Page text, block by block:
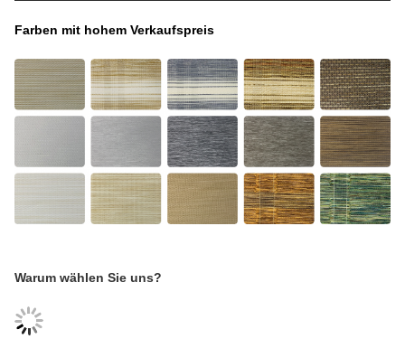
Farben mit hohem Verkaufspreis
Warum wählen Sie uns?